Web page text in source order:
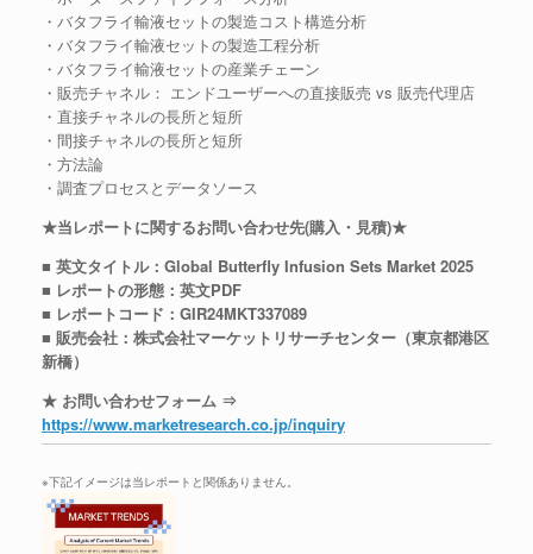
・バタフライ輸液セットの製造コスト構造分析
・バタフライ輸液セットの製造工程分析
・バタフライ輸液セットの産業チェーン
・販売チャネル： エンドユーザーへの直接販売 vs 販売代理店
・直接チャネルの長所と短所
・間接チャネルの長所と短所
・方法論
・調査プロセスとデータソース
★当レポートに関するお問い合わせ先(購入・見積)★
■ 英文タイトル：Global Butterfly Infusion Sets Market 2025
■ レポートの形態：英文PDF
■ レポートコード：GIR24MKT337089
■ 販売会社：株式会社マーケットリサーチセンター（東京都港区
新橋）
★ お問い合わせフォーム ⇒
https://www.marketresearch.co.jp/inquiry
※下記イメージは当レポートと関係ありません。